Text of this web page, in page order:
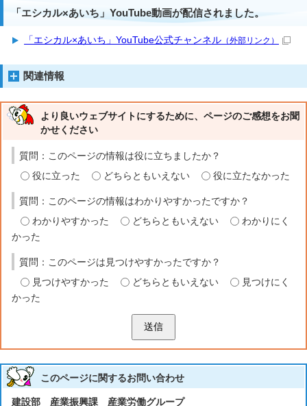
「エシカル×あいち」YouTube動画が配信されました。
「エシカル×あいち」YouTube公式チャンネル （外部リンク）
関連情報
より良いウェブサイトにするために、ページのご感想をお聞
かせください
質問：このページの情報は役に立ちましたか？
役に立った
どちらともいえない 役に立たなかった
質問：このページの情報はわかりやすかったですか？
わかりやすかった
どちらともいえない
わかりにく
かった
質問：このページは見つけやすかったですか？
見つけやすかった
どちらともいえない
見つけにく
かった
送信
このページに関するお問い合わせ
建設部 産業振興課 産業労働グループ